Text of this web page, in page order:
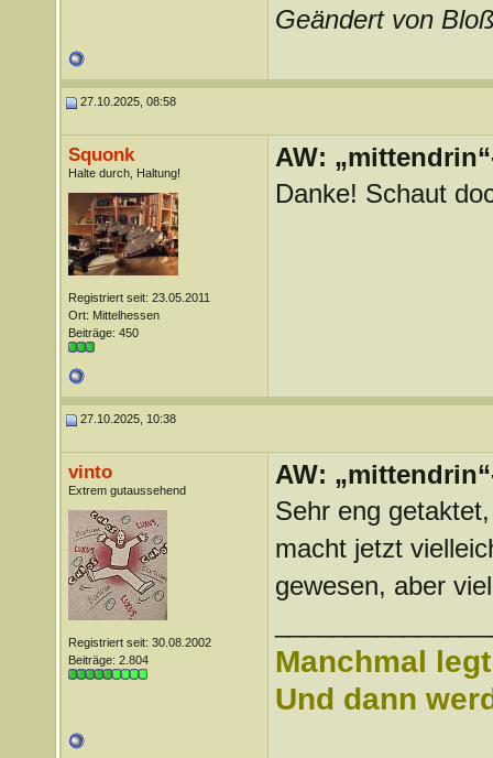
Geändert von
27.10.2025, 08:58
Squonk
Halte durch, Haltung!
Registriert seit: 23.05.2011
Ort: Mittelhessen
Beiträge: 450
AW:
Danke! Schaut
27.10.2025, 10:38
vinto
Extrem gutaussehend
Registriert seit: 30.08.2002
Beiträge: 2.804
AW:
Sehr eng
macht jetzt
gewesen, aber
Manchmal
Und dann